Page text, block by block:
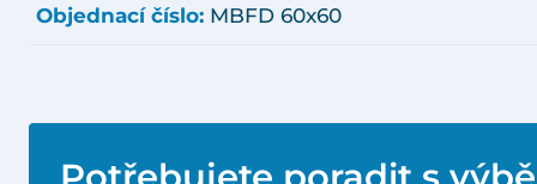
Objednací číslo: MBFD 60x60